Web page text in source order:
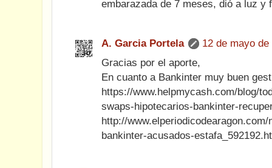
embarazada de 7 meses, dió a luz y
A. Garcia Portela
12 de mayo
Gracias por el aporte,
En cuanto a Bankinter muy buen
https://www.helpmycash.com/blog/
swaps-hipotecarios-bankinter-
http://
bankinter-acusados-